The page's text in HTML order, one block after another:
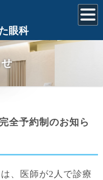
眼科
全予約制のお知ら
、医師が2人で診療